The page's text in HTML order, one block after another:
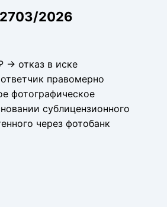
2026
→ отказ в иске
правомерно
фотографическое
сублицензионного
через фотобанк